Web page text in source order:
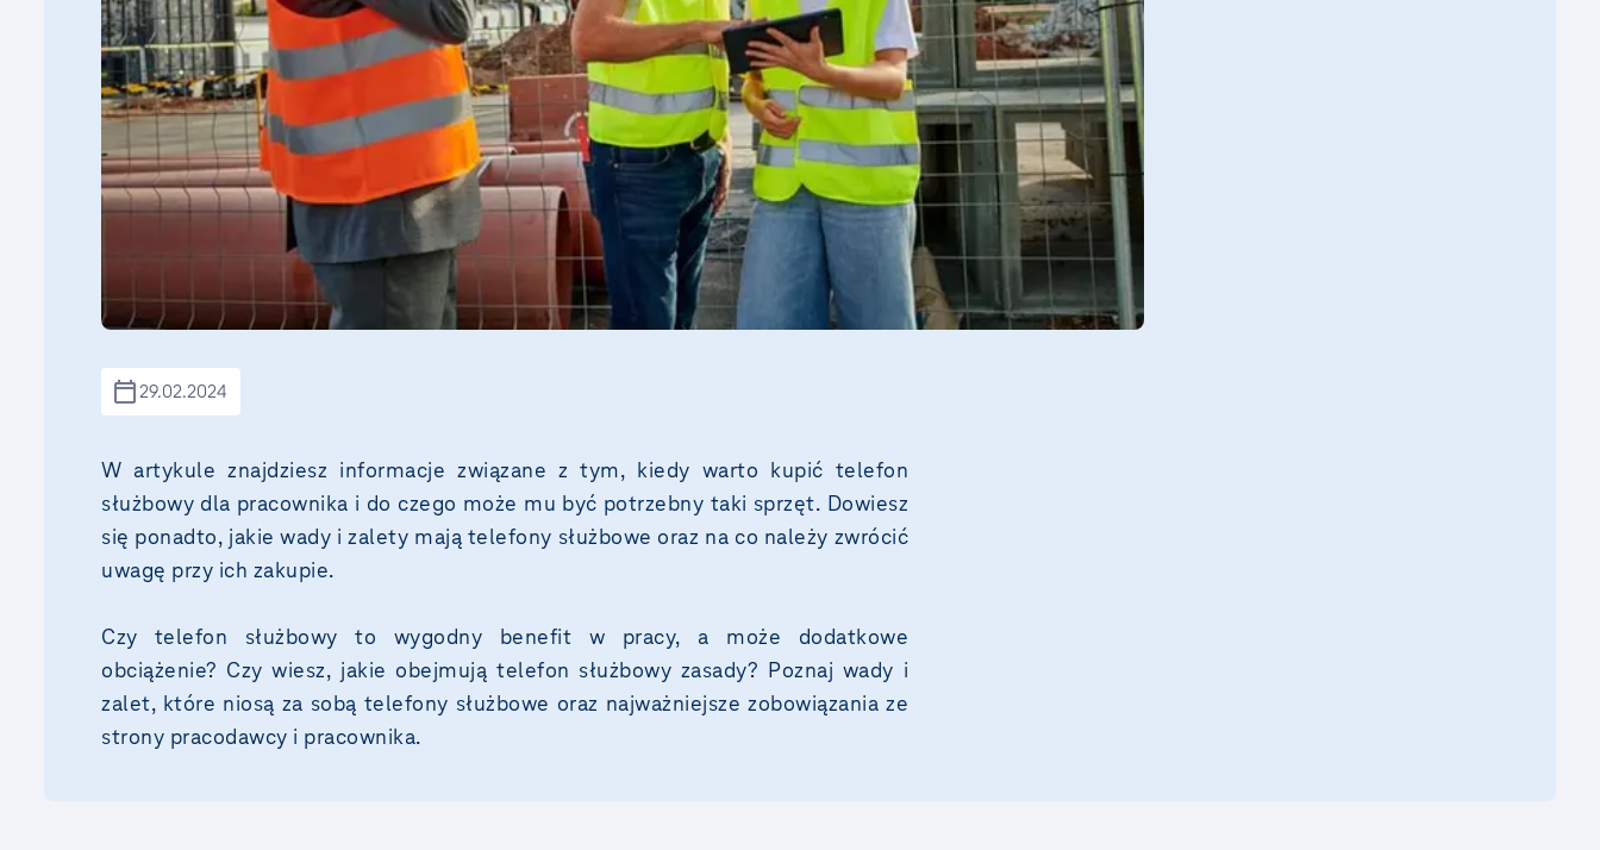
29.02.2024
W artykule znajdziesz informacje związane z tym, kiedy warto kupić telefon
służbowy dla pracownika i do czego może mu być potrzebny taki sprzęt. Dowiesz
się ponadto, jakie wady i zalety mają telefony służbowe oraz na co należy zwrócić
uwagę przy ich zakupie.
Czy telefon służbowy to wygodny benefit w pracy, a może dodatkowe
obciążenie? Czy wiesz, jakie obejmują telefon służbowy zasady? Poznaj wady i
zalet, które niosą za sobą telefony służbowe oraz najważniejsze zobowiązania ze
strony pracodawcy i pracownika.